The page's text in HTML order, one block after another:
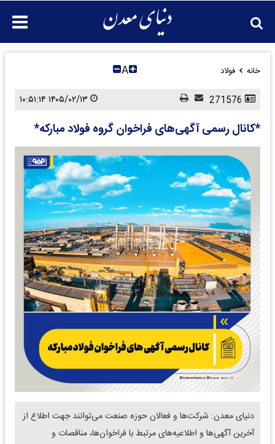
خانه فولاد A
*کانال رسمی آگهی‌های فراخوان گروه فولاد مبارکه*
دنیای معدن: شرکت‌ها و فعالان حوزه صنعت می‌توانند جهت اطلاع از
آخرین آگهی‌ها و اطلاعیه‌های مرتبط با فراخوان‌ها، مناقصات و